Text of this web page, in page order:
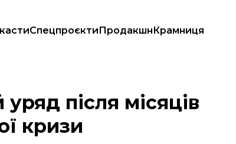
СпецпроєктиПродакшнКрамниця
після місяців
кризи